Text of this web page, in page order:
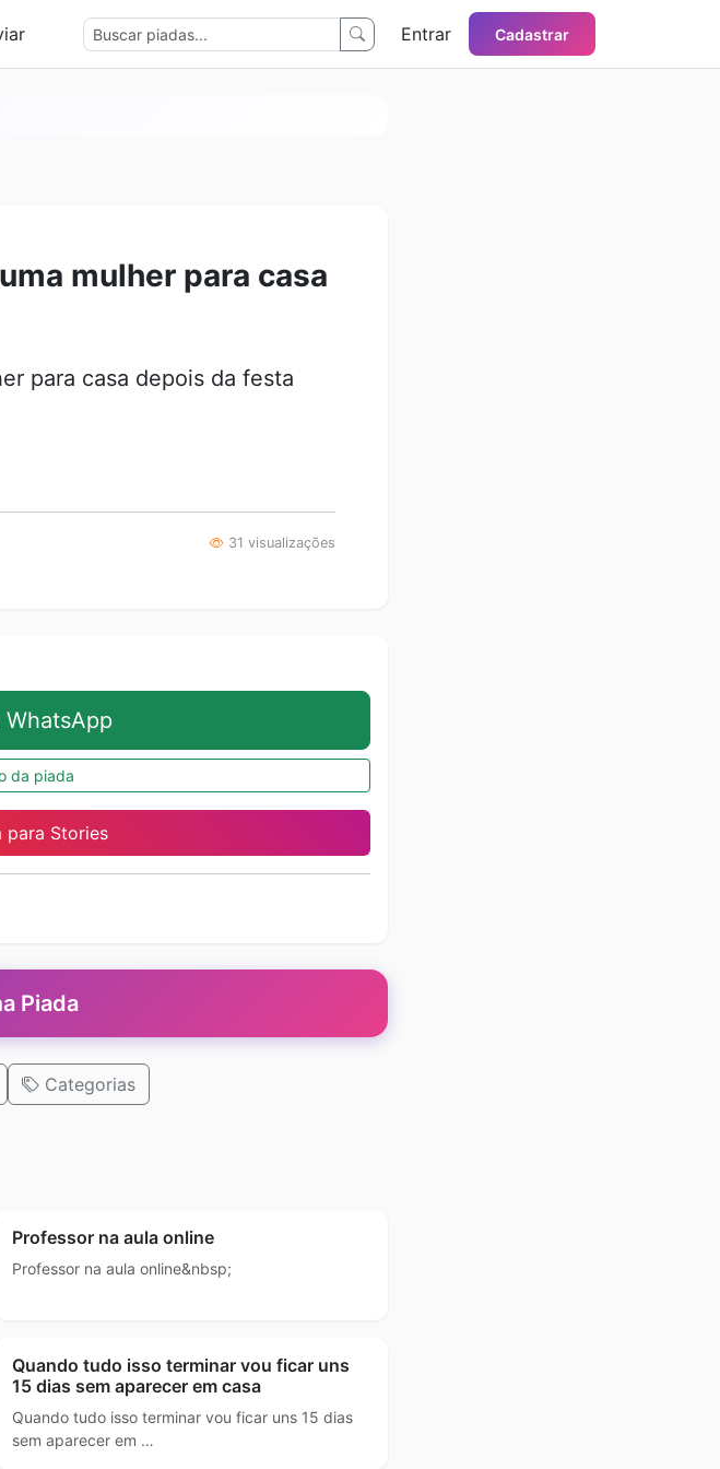
Entrar Cadastrar
mulher para casa
para casa depois da festa
31 visualizações
WhatsApp
da piada
para Stories
Piada
Categorias
Professor na aula online
Professor na aula online&nbsp;
Quando tudo isso terminar vou ficar uns
15 dias sem aparecer em casa
Quando tudo isso terminar vou ficar uns 15 dias
sem aparecer em …